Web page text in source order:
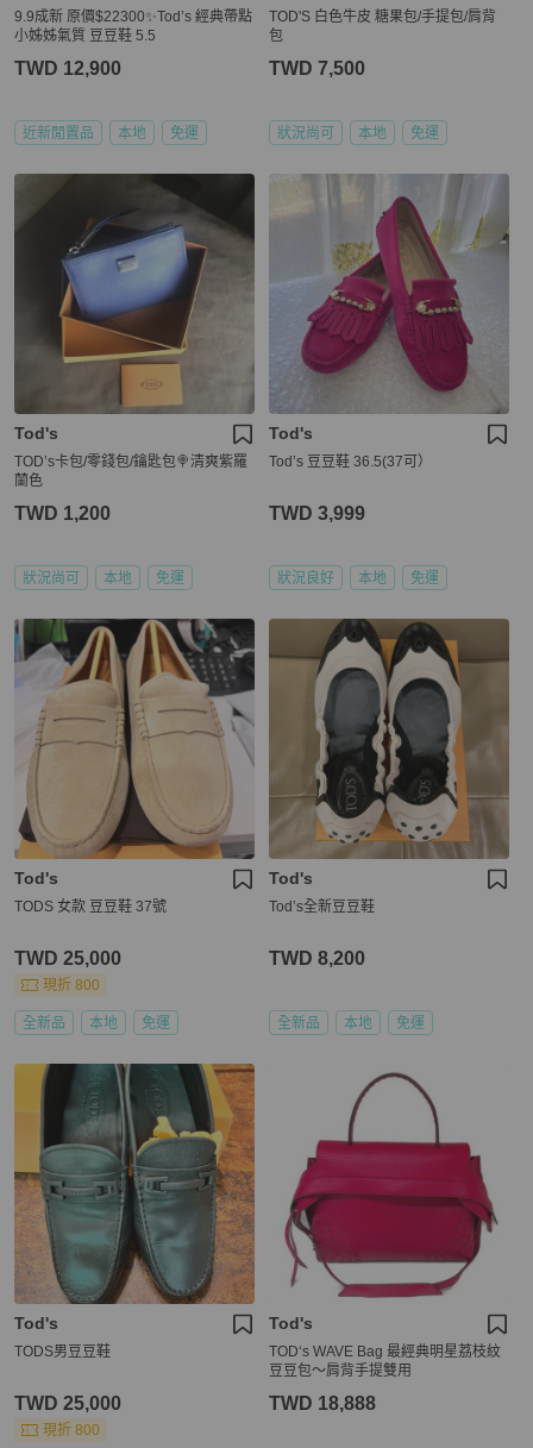
9.9成新 原價$22300✨Tod’s 經典帶點
小姊姊氣質 豆豆鞋 5.5
TWD 12,900
近新閒置品 本地 免運
TOD'S 白色牛皮 糖果包/手提包/肩背
包
TWD 7,500
狀況尚可 本地 免運
Tod's
TOD’s卡包/零錢包/鑰匙包🍭清爽紫羅
蘭色
TWD 1,200
狀況尚可 本地 免運
Tod's
Tod’s 豆豆鞋 36.5(37可）
TWD 3,999
狀況良好 本地 免運
Tod's
TODS 女款 豆豆鞋 37號
TWD 25,000
現折 800
全新品 本地 免運
Tod's
Tod’s全新豆豆鞋
TWD 8,200
全新品 本地 免運
Tod's
TODS男豆豆鞋
TWD 25,000
現折 800
Tod's
TOD‘s WAVE Bag 最經典明星荔枝紋
豆豆包～肩背手提雙用
TWD 18,888